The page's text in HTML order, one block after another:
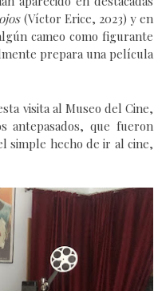
(Víctor Erice, 2023) y en
cameo como figurante
prepara una película
visita al Museo del Cine,
antepasados, que fueron
simple hecho de ir al cine,